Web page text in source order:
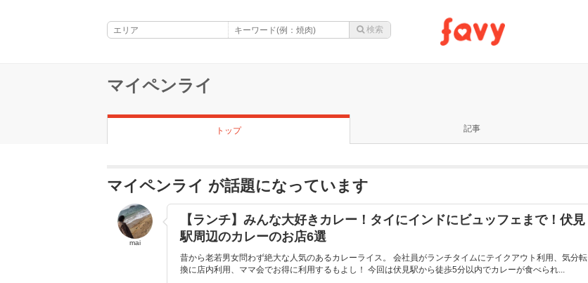
マイペンライ
トップ 記事
マイペンライ が話題になっています
mai
【ランチ】みんな大好きカレー！タイにインドにビュッフェまで！伏見
駅周辺のカレーのお店6選
昔から老若男女問わず絶大な人気のあるカレーライス。 会社員がランチタイムにテイクアウト利用、気分転
換に店内利用、ママ会でお得に利用するもよし！ 今回は伏見駅から徒歩5分以内でカレーが食べられ...